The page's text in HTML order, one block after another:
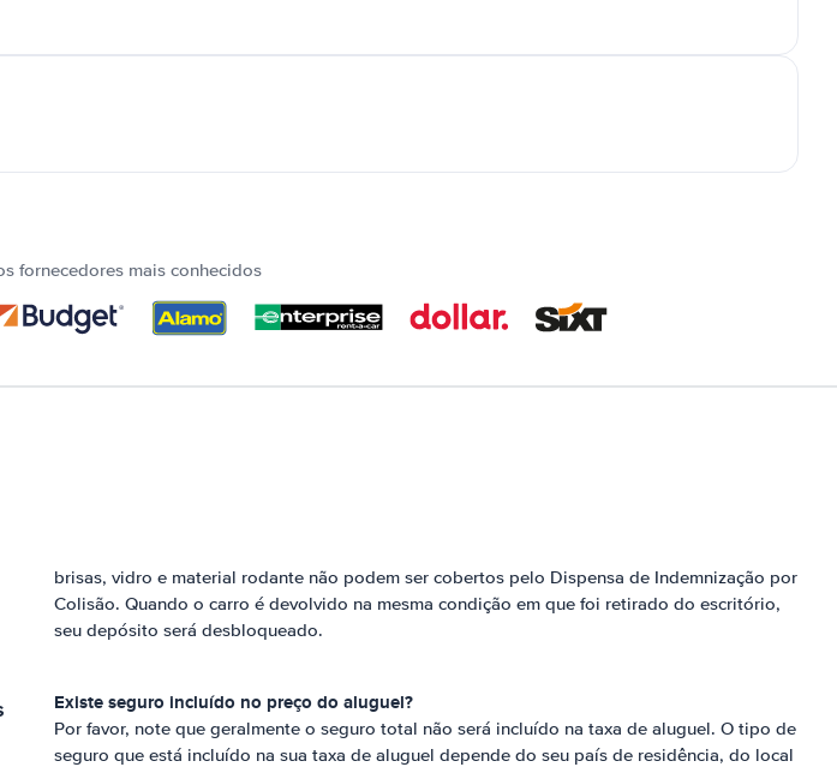
fornecedores mais conhecidos
brisas, vidro e material rodante não podem ser cobertos pelo Dispensa de Indemnização por
Colisão. Quando o carro é devolvido na mesma condição em que foi retirado do escritório,
seu depósito será desbloqueado.
Existe seguro incluído no preço do aluguel?
Por favor, note que geralmente o seguro total não será incluído na taxa de aluguel. O tipo de
seguro que está incluído na sua taxa de aluguel depende do seu país de residência, do local